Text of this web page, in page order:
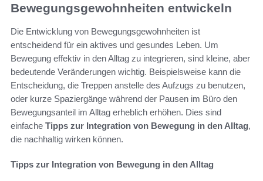
Bewegungsgewohnheiten entwickeln
Die Entwicklung von Bewegungsgewohnheiten ist
entscheidend für ein aktives und gesundes Leben. Um
Bewegung effektiv in den Alltag zu integrieren, sind kleine, aber
bedeutende Veränderungen wichtig. Beispielsweise kann die
Entscheidung, die Treppen anstelle des Aufzugs zu benutzen,
oder kurze Spaziergänge während der Pausen im Büro den
Bewegungsanteil im Alltag erheblich erhöhen. Dies sind
einfache Tipps zur Integration von Bewegung in den Alltag,
die nachhaltig wirken können.
Tipps zur Integration von Bewegung in den Alltag